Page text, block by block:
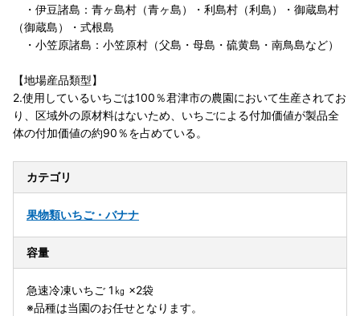
・伊豆諸島：青ヶ島村（青ヶ島）・利島村（利島）・御蔵島村
（御蔵島）・式根島
・小笠原諸島：小笠原村（父島・母島・硫黄島・南鳥島など）
【地場産品類型】
2.使用しているいちごは100％君津市の農園において生産されてお
り、区域外の原材料はないため、いちごによる付加価値が製品全
体の付加価値の約90％を占めている。
カテゴリ
果物類いちご・バナナ
容量
急速冷凍いちご 1㎏ ×2袋
※品種は当園のお任せとなります。